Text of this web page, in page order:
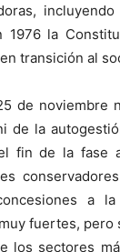
1976 la
transición al
de noviembre
de la
fin de la fase
a
fuertes, pero
los sectores